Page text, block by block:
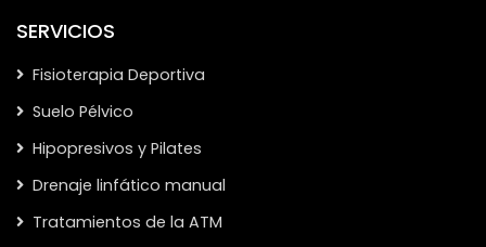
SERVICIOS
Fisioterapia Deportiva
Suelo Pélvico
Hipopresivos y Pilates
Drenaje linfático manual
Tratamientos de la ATM